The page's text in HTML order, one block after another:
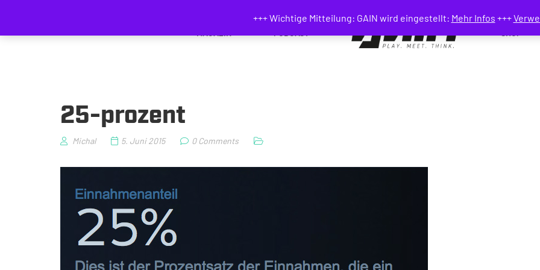
+++ Wichtige Mitteilung: GAIN wird eingestellt: Mehr Infos +++
25-prozent
Michal 5. Juni 2015 0 Comments